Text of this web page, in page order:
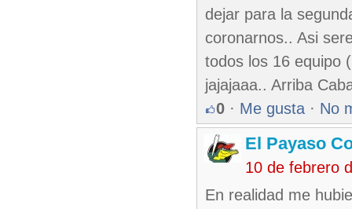
dejar para la
coronarnos.. Asi
todos los 16 equipo
jajajaaa.. Arriba
0 · Me gusta · No
El Payaso
10 de febrero
En realidad me